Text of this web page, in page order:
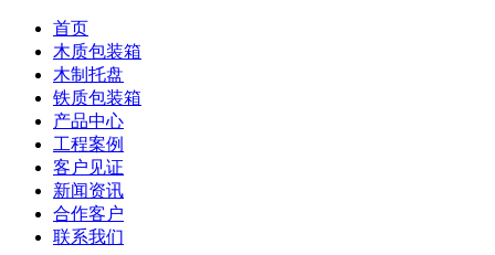
首页
木质包装箱
木制托盘
铁质包装箱
产品中心
工程案例
客户见证
新闻资讯
合作客户
联系我们